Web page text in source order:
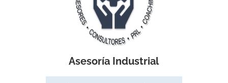
Asesoría Industrial